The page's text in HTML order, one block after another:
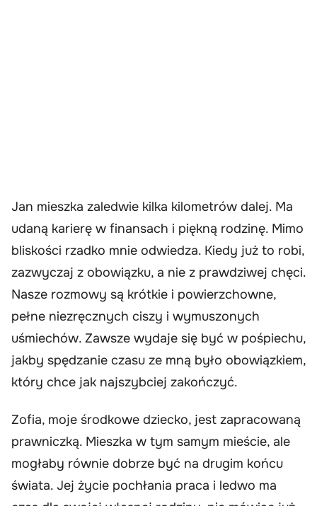
Jan mieszka zaledwie kilka kilometrów dalej. Ma
udaną karierę w finansach i piękną rodzinę. Mimo
bliskości rzadko mnie odwiedza. Kiedy już to robi,
zazwyczaj z obowiązku, a nie z prawdziwej chęci.
Nasze rozmowy są krótkie i powierzchowne,
pełne niezręcznych ciszy i wymuszonych
uśmiechów. Zawsze wydaje się być w pośpiechu,
jakby spędzanie czasu ze mną było obowiązkiem,
który chce jak najszybciej zakończyć.
Zofia, moje środkowe dziecko, jest zapracowaną
prawniczką. Mieszka w tym samym mieście, ale
mogłaby równie dobrze być na drugim końcu
świata. Jej życie pochłania praca i ledwo ma